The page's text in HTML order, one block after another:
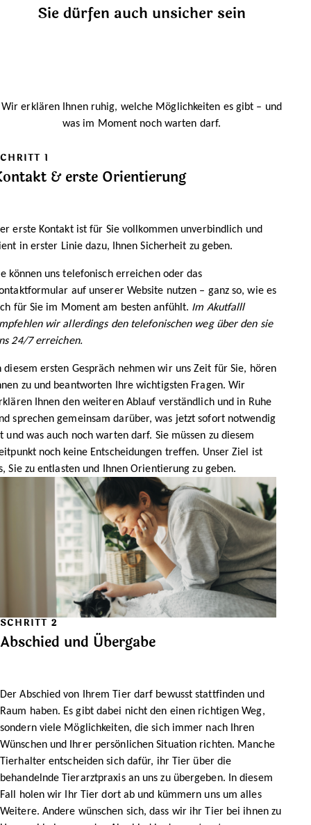
Sie dürfen auch unsicher sein
Wir erklären Ihnen ruhig, welche Möglichkeiten es gibt – und
was im Moment noch warten darf.
1
& erste Orientierung
erste Kontakt ist für Sie vollkommen unverbindlich und
in erster Linie dazu, Ihnen Sicherheit zu geben.
können uns telefonisch erreichen oder das
auf unserer Website nutzen – ganz so, wie es
für Sie im Moment am besten anfühlt. Im Akutfalll
wir allerdings den telefonischen weg über den sie
24/7 erreichen.
diesem ersten Gespräch nehmen wir uns Zeit für Sie, hören
zu und beantworten Ihre wichtigsten Fragen. Wir
Ihnen den weiteren Ablauf verständlich und in Ruhe
sprechen gemeinsam darüber, was jetzt sofort notwendig
und was auch noch warten darf. Sie müssen zu diesem
noch keine Entscheidungen treffen. Unser Ziel ist
Sie zu entlasten und Ihnen Orientierung zu geben.
SCHRITT 2
Abschied und Übergabe
Der Abschied von Ihrem Tier darf bewusst stattfinden und
Raum haben. Es gibt dabei nicht den einen richtigen Weg,
sondern viele Möglichkeiten, die sich immer nach Ihren
Wünschen und Ihrer persönlichen Situation richten. Manche
Tierhalter entscheiden sich dafür, ihr Tier über die
behandelnde Tierarztpraxis an uns zu übergeben. In diesem
Fall holen wir Ihr Tier dort ab und kümmern uns um alles
Weitere. Andere wünschen sich, dass wir ihr Tier bei ihnen zu